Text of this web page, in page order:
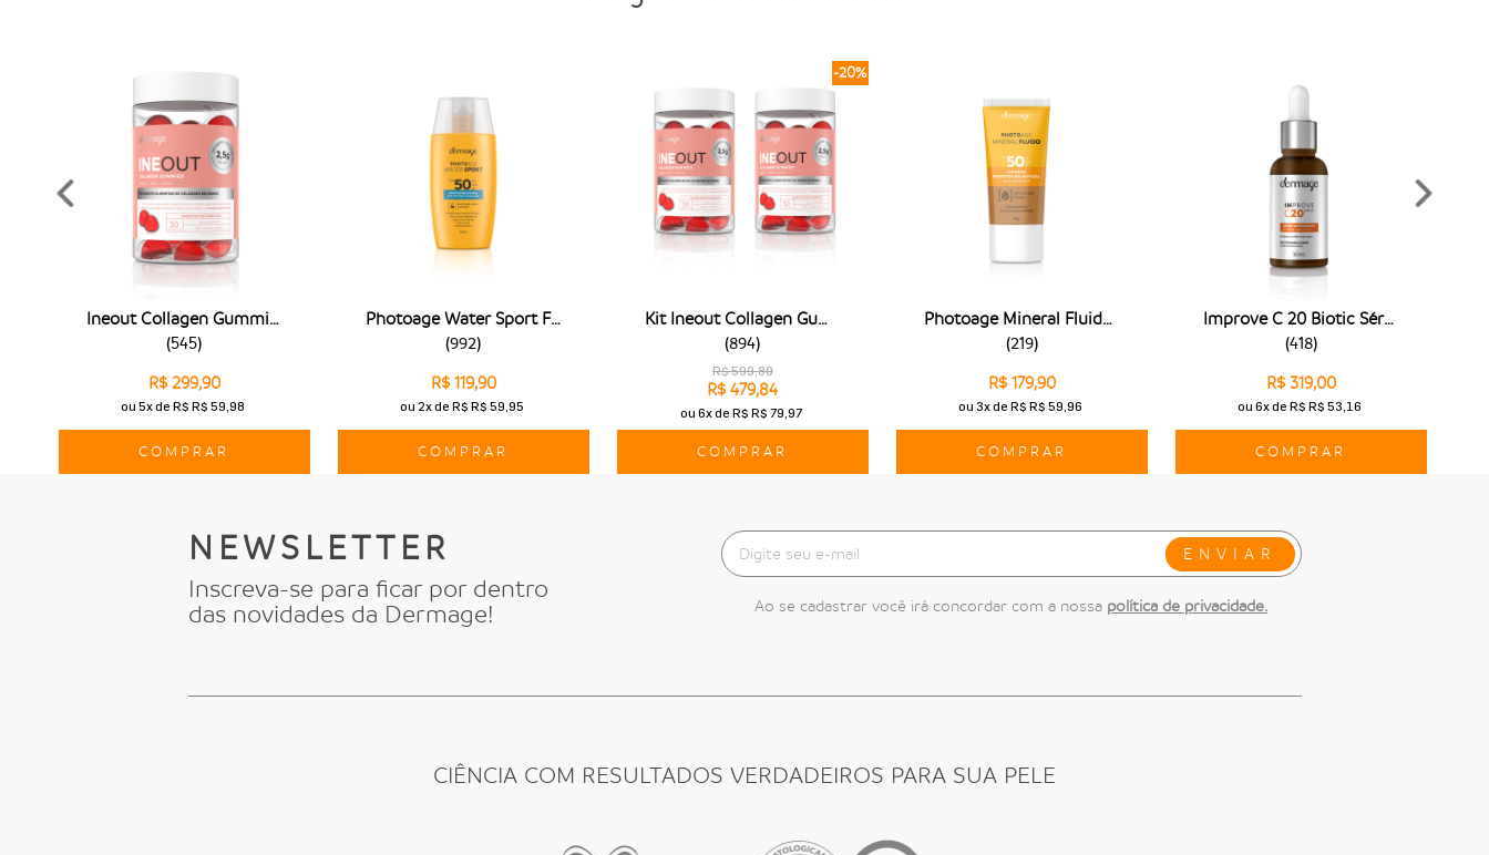
causam as linhas de expressão e as rugas a partir de movimentos repetitivos do rosto. Para isso, o
Essas informações foram úteis para você? Esperamos ter te ajudado a entender todos os benefícios da
linha Age Inverse e a garantir os cremes para firmar a pele do rosto ideais para o que procura. Se deseja
ter um resultado ainda mais completo, confira os
produtos photoage
e garanta a proteção contra os
raios UV que sua pele precisa.
Ineout Collagen Gummies
(545)
R$ 299,90
ou 5xde R$ R$ 59,98
COMPRAR
Photoage Water Sport Fps50
(992)
R$ 119,90
ou 2xde R$ R$ 59,95
COMPRAR
-20%
Kit Ineout Collagen Gummies
(894)
R$ 599,80
R$ 479,84
ou 6xde R$ R$ 79,97
COMPRAR
Photoage Mineral Fluido Fps 50 - 50ml
(219)
R$ 179,90
ou 3xde R$ R$ 59,96
COMPRAR
Improve C 20 Biotic Sérum 30g
(418)
R$ 319,00
ou 6xde R$ R$ 53,16
COMPRAR
NEWSLETTER
Inscreva-se para ficar por dentro
das novidades da Dermage!
ENVIAR
Ao se cadastrar você irá concordar com a nossa política de privacidade.
CIÊNCIA COM RESULTADOS VERDADEIROS PARA SUA PELE